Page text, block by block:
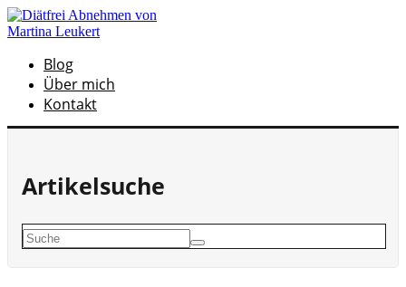
Blog
Über mich
Kontakt
Artikelsuche